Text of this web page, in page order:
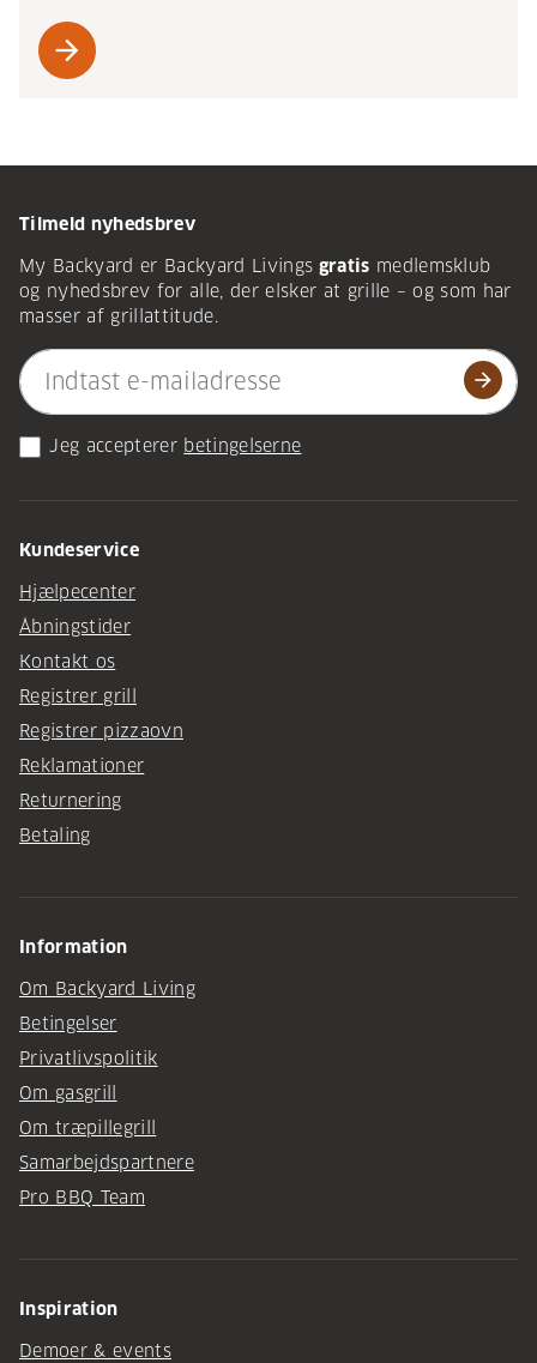
arrow_forward
Tilmeld nyhedsbrev
My Backyard er Backyard Livings gratis medlemsklub
og nyhedsbrev for alle, der elsker at grille – og som har
masser af grillattitude.
arrow_forward
Jeg accepterer betingelserne
Kundeservice
Hjælpecenter
Åbningstider
Kontakt os
Registrer grill
Registrer pizzaovn
Reklamationer
Returnering
Betaling
Information
Om Backyard Living
Betingelser
Privatlivspolitik
Om gasgrill
Om træpillegrill
Samarbejdspartnere
Pro BBQ Team
Inspiration
Demoer & events